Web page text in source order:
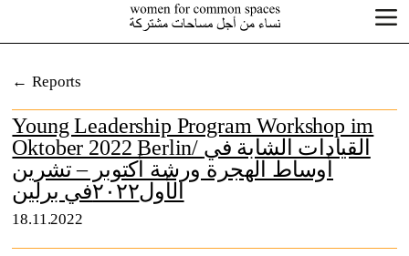
Reports
Young Leadership Program Workshop im
Oktober 2022 Berlin/ القيادات الشابة في
أوساط الهجرة ورشة أكتوبر – تشرين
الأول٢٠٢٢في برلين
18.11.2022